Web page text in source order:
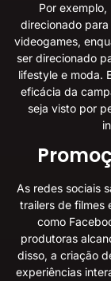
Por
direcionado
videogames,
ser direcionado
lifestyle e moda.
eficácia da
seja visto por
As redes sociais
trailers de filmes
como
produtoras
disso, a criação
experiências